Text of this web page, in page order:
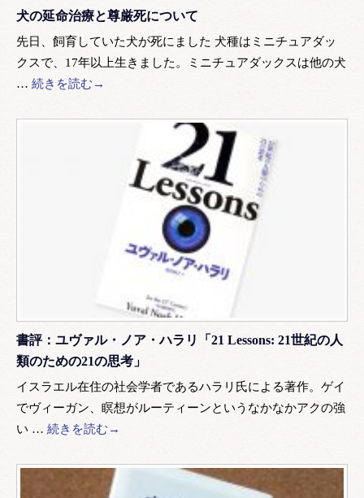
犬の延命治療と尊厳死について
先日、飼育していた犬が死にました 犬種はミニチュアダッ
クスで、17年以上生きました。ミニチュアダックスは他の犬
… 続きを読む→
書評：ユヴァル・ノア・ハラリ「21 Lessons: 21世紀の人
類のための21の思考」
イスラエル在住の社会学者であるハラリ氏による著作。ゲイ
でヴィーガン、瞑想がルーティーンというなかなかアクの強
い … 続きを読む→